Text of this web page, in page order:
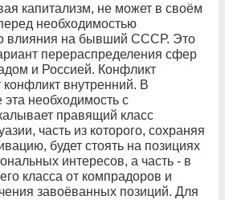
капитализм, не может в своём
необходимостью
влияния на бывший СССР. Это
перераспределения сфер
и Россией. Конфликт
внутренний. В
необходимость с
правящий класс
часть из которого, сохраняя
будет стоять на позициях
интересов, а часть - в
класса от компрадоров и
завоёванных позиций. Для